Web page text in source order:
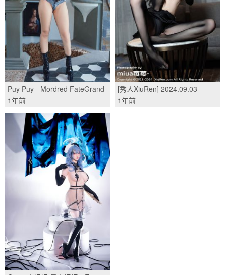
Puy Puy - Mordred FateGrand
Order/(121P)
1年前
[秀人XiuRen] 2024.09.03
No.9109 林星阑/(86P)
1年前